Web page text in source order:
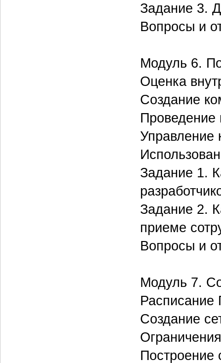
Задание 3.
Вопросы и
Модуль 6.
Оценка
Создание
Проведение
Управление
Задание 1.
Задание 2.
приеме
Вопросы и
Модуль 7.
Расписание
Создание
Построение